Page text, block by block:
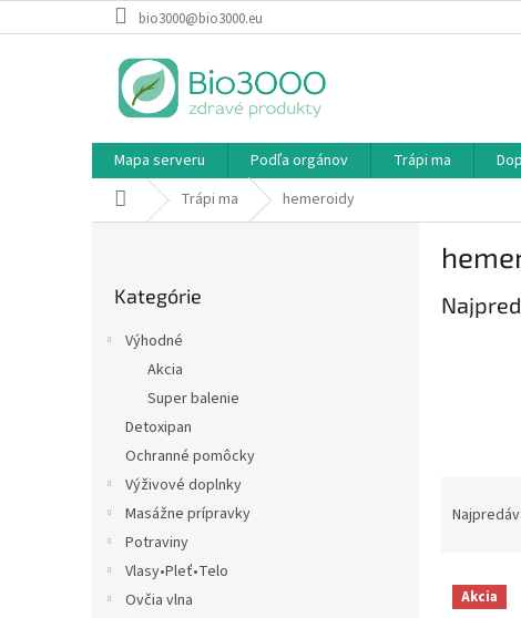
na
bio3000@bio3000.eu
Mapa serveru Podľa orgánov Trápi ma
Domov Trápi ma hemeroidy
kategórie
Kategórie
Výhodné
Akcia
Super balenie
Detoxipan
Ochranné pomôcky
Výživové doplnky
Masážne prípravky
Potraviny
Vlasy•Pleť•Telo
Ovčia vlna
nV Akcia